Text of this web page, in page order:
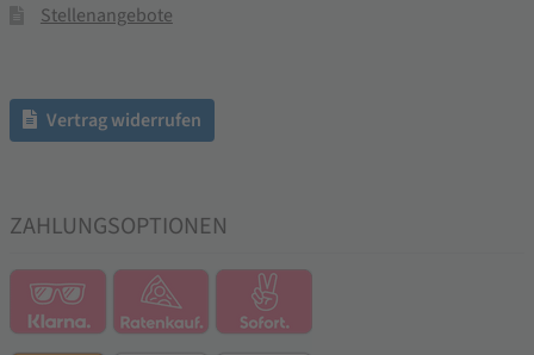
Stellenangebote
Vertrag widerrufen
ZAHLUNGSOPTIONEN